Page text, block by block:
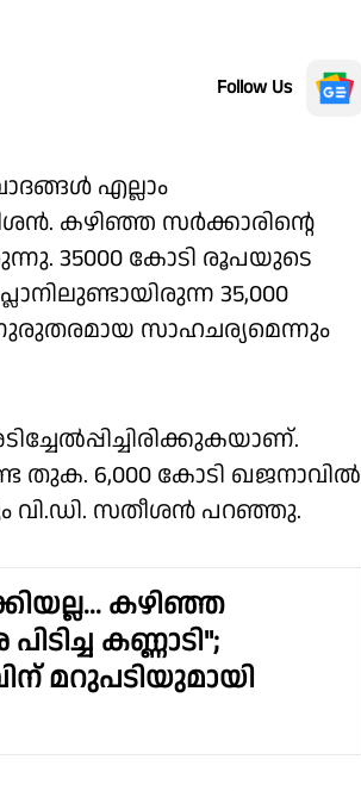
Follow Us
എല്ലാം
കഴിഞ്ഞ സർക്കാരിൻ്റെ
35000 കോടി രൂപയുടെ
35,000
ഗുരുതരമായ സാഹചര്യമെന്നും
തുക. 6,000 കോടി ഖജനാവിൽ
വി.ഡി. സതീശൻ പറഞ്ഞു.
കഴിഞ്ഞ
കണ്ണാടി";
മറുപടിയുമായി